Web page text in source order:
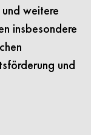
weitere
insbesondere
und